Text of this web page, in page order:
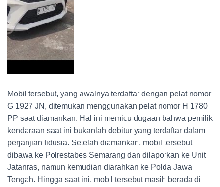
Mobil tersebut, yang awalnya terdaftar dengan pelat nomor
G 1927 JN, ditemukan menggunakan pelat nomor H 1780
PP saat diamankan. Hal ini memicu dugaan bahwa pemilik
kendaraan saat ini bukanlah debitur yang terdaftar dalam
perjanjian fidusia. Setelah diamankan, mobil tersebut
dibawa ke Polrestabes Semarang dan dilaporkan ke Unit
Jatanras, namun kemudian diarahkan ke Polda Jawa
Tengah. Hingga saat ini, mobil tersebut masih berada di